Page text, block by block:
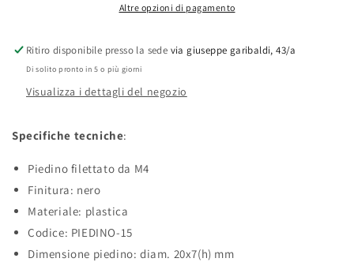
Altre opzioni di pagamento
Ritiro disponibile presso la sede via giuseppe garibaldi, 43/a
Di solito pronto in 5 o più giorni
Visualizza i dettagli del negozio
Specifiche tecniche:
Piedino filettato da M4
Finitura: nero
Materiale: plastica
Codice: PIEDINO-15
Dimensione piedino: diam. 20x7(h) mm